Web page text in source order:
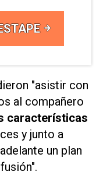
"asistir con
al compañero
características
y junto a
un plan